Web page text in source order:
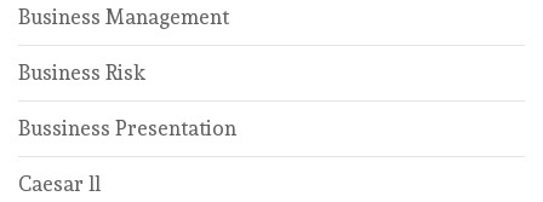
Business Management
Business Risk
Bussiness Presentation
Caesar ll